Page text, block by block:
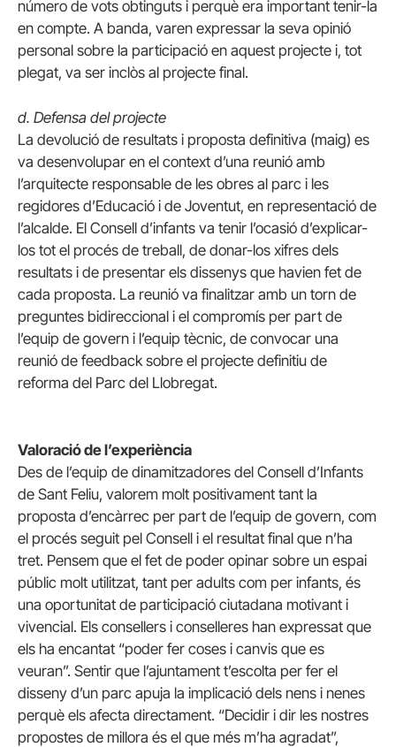
número de vots obtinguts i perquè era important tenir-la
en compte. A banda, varen expressar la seva opinió
personal sobre la participació en aquest projecte i, tot
plegat, va ser inclòs al projecte final.
d. Defensa del projecte
La devolució de resultats i proposta definitiva (maig) es
va desenvolupar en el context d’una reunió amb
l’arquitecte responsable de les obres al parc i les
regidores d’Educació i de Joventut, en representació de
l’alcalde. El Consell d’infants va tenir l’ocasió d’explicar-
los tot el procés de treball, de donar-los xifres dels
resultats i de presentar els dissenys que havien fet de
cada proposta. La reunió va finalitzar amb un torn de
preguntes bidireccional i el compromís per part de
l’equip de govern i l’equip tècnic, de convocar una
reunió de feedback sobre el projecte definitiu de
reforma del Parc del Llobregat.
Valoració de l’experiència
Des de l’equip de dinamitzadores del Consell d’Infants
de Sant Feliu, valorem molt positivament tant la
proposta d’encàrrec per part de l’equip de govern, com
el procés seguit pel Consell i el resultat final que n’ha
tret. Pensem que el fet de poder opinar sobre un espai
públic molt utilitzat, tant per adults com per infants, és
una oportunitat de participació ciutadana motivant i
vivencial. Els consellers i conselleres han expressat que
els ha encantat “poder fer coses i canvis que es
veuran”. Sentir que l’ajuntament t’escolta per fer el
disseny d’un parc apuja la implicació dels nens i nenes
perquè els afecta directament. “Decidir i dir les nostres
propostes de millora és el que més m’ha agradat”,